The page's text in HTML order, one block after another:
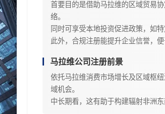
首要目的是借助马拉维的区域贸易
络。
同时可享受本地投资促进政策，如
此外，合规注册能提升企业信誉，
马拉维公司注册前景
依托马拉维消费市场增长及区域枢
域机会。
中长期看，这有助于构建辐射非洲